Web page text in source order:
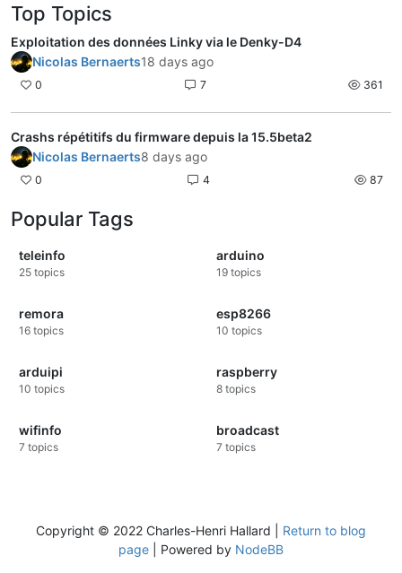
Top Topics
Exploitation des données Linky via le Denky-D4
Nicolas Bernaerts18 days ago
0 7 361
Crashs répétitifs du firmware depuis la 15.5beta2
Nicolas Bernaerts8 days ago
0 4 87
Popular Tags
teleinfo
25 topics
arduino
19 topics
remora
16 topics
esp8266
10 topics
arduipi
10 topics
raspberry
8 topics
wifinfo
7 topics
broadcast
7 topics
Copyright © 2022 Charles-Henri Hallard | Return to blog
page | Powered by NodeBB